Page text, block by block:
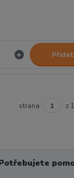
strana z 1